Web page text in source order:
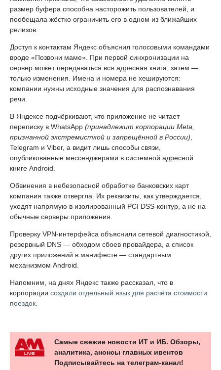
размер буфера способна насторожить пользователей, и
пообещала жёстко ограничить его в одном из ближайших
релизов.
Доступ к контактам Яндекс объяснил голосовыми командами
вроде «Позвони маме». При первой синхронизации на
сервер может передаваться вся адресная книга, затем —
только изменения. Имена и номера не хешируются:
компании нужны исходные значения для распознавания
речи.
В Яндексе подчёркивают, что приложение не читает
переписку в WhatsApp (принадлежит корпорации Meta,
признанной экстремисткой и запрещённой в России)
Telegram и Viber, а видит лишь способы связи,
опубликованные мессенджерами в системной адресной
книге Android.
Обвинения в небезопасной обработке банковских карт
компания также отвергла. Их реквизиты, как утверждается,
уходят напрямую в изолированный PCI DSS-контур, а не на
обычные серверы приложения.
Проверку VPN-интерфейса объяснили сетевой диагностикой,
резервный DNS — обходом сбоев провайдера, а список
других приложений в манифесте — стандартным
механизмом Android.
Напомним, на днях Яндекс также рассказал, что в
корпорации создали отдельный язык для расчёта стоимости
поездок
Самые свежие новости ИТ и ИБ. Обзоры,
аналитика, анонсы главных ивентов
Подписывайтесь на телеграм-канал!